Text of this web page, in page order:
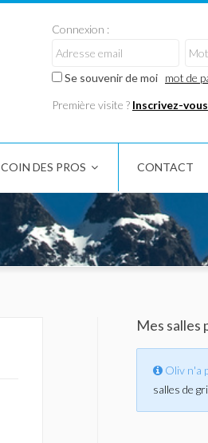
Connexion :
Se souvenir de moi mot de
Première visite ? Inscrivez-vous
COIN DES PROS CONTACT
Mes salles
Oliv n'a
salles de